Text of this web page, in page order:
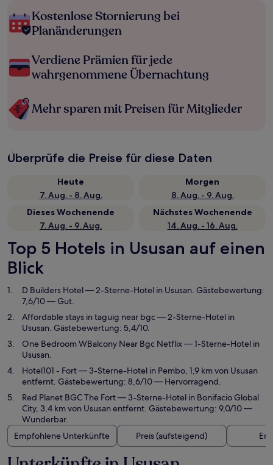
Kostenlose Stornierung bei
Planänderungen
Verdiene Prämien für jede
wahrgenommene Übernachtung
Mehr sparen mit Preisen für Mitglieder
Überprüfe die Preise für diese Daten
Heute
7. Aug. - 8. Aug.
Morgen
8. Aug. - 9. Aug.
Dieses Wochenende
7. Aug. - 9. Aug.
Nächstes Wochenende
14. Aug. - 16. Aug.
Top 5 Hotels in Ususan auf einen
Blick
D Builders Hotel— 2-Sterne-Hotel in Ususan. Gästebewertung:
7,6/10 — Gut.
Affordable stays in taguig near bgc — 2-Sterne-Hotel in
Ususan. Gästebewertung: 5,4/10.
One Bedroom WBalcony Near Bgc Netflix— 1-Sterne-Hotel in
Ususan.
Hotel101 - Fort— 3-Sterne-Hotel in Pembo, 1,9 km von Ususan
entfernt. Gästebewertung: 8,6/10 — Hervorragend.
Red Planet BGC The Fort— 3-Sterne-Hotel in Bonifacio Global
City, 3,4 km von Ususan entfernt. Gästebewertung: 9,0/10 —
Wunderbar.
Empfohlene Unterkünfte
Preis (aufsteigend)